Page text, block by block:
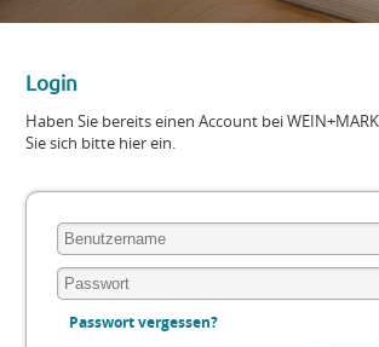
Login
Haben Sie bereits einen Account bei
Sie sich bitte hier ein.
Passwort vergessen?